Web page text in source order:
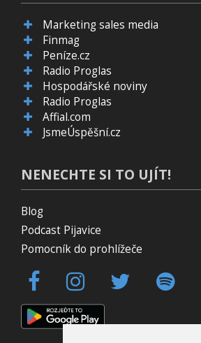
Marketing sales media
Finmag
Peníze.cz
Radio Proglas
Hospodářské noviny
Radio Proglas
Affial.com
JsmeÚspěšní.cz
NENECHTE SI TO UJÍT!
Blog
Podcast Pijavice
Pomocník do prohlížeče